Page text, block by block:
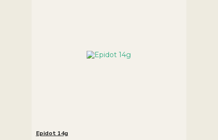
Epidot 14g